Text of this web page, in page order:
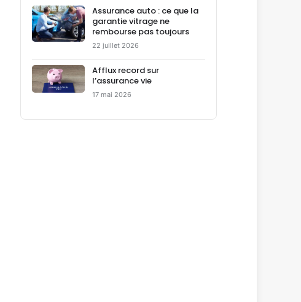
Assurance auto : ce que la
garantie vitrage ne
rembourse pas toujours
22 juillet 2026
Afflux record sur
l’assurance vie
17 mai 2026